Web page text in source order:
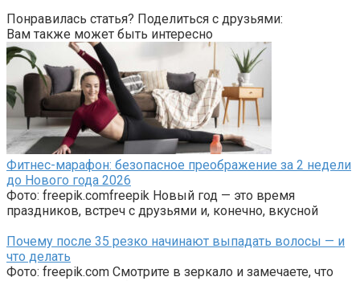
Понравилась статья? Поделиться с друзьями:
Вам также может быть интересно
Фитнес-марафон: безопасное преображение за 2 недели
до Нового года 2026
Фото: freepik.comfreepik Новый год — это время
праздников, встреч с друзьями и, конечно, вкусной
Почему после 35 резко начинают выпадать волосы — и
что делать
Фото: freepik.com Смотрите в зеркало и замечаете, что